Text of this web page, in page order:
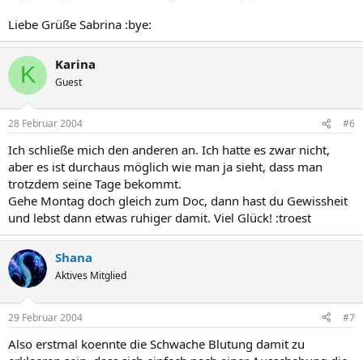
Liebe Grüße Sabrina :bye:
K Karina
Guest
28 Februar 2004 #6
Ich schließe mich den anderen an. Ich hatte es zwar nicht,
aber es ist durchaus möglich wie man ja sieht, dass man
trotzdem seine Tage bekommt.
Gehe Montag doch gleich zum Doc, dann hast du Gewissheit
und lebst dann etwas ruhiger damit. Viel Glück! :troest
Shana
Aktives Mitglied
29 Februar 2004 #7
Also erstmal koennte die Schwache Blutung damit zu